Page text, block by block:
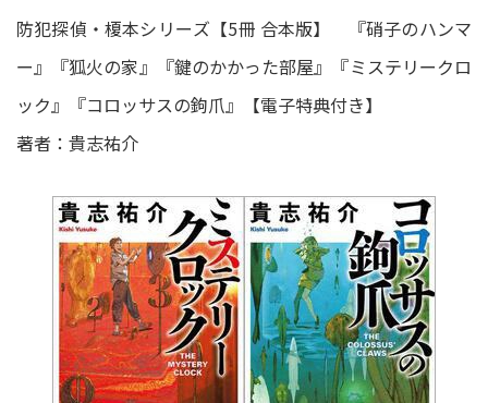
防犯探偵・榎本シリーズ【5冊 合本版】 『硝子のハンマ
ー』『狐火の家』『鍵のかかった部屋』『ミステリークロ
ック』『コロッサスの鉤爪』【電子特典付き】
著者：貴志祐介